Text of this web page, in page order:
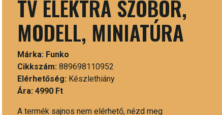
TV ELEKTRA SZOBOR,
MODELL, MINIATÚRA
Márka: Funko
Cikkszám: 889698110952
Elérhetőség: Készlethiány
Ára: 4990 Ft
A termék sajnos nem elérhető, nézd meg